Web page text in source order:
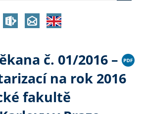
č. 01/2016 –
na rok 2016
fakultě